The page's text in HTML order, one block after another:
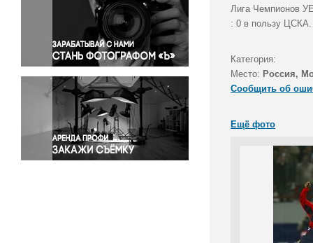
Политика
Правосудие
Происшествия и конфликты
Религия
Светская жизнь
Спорт
Экология
Экономика и бизнес
Лига Чемпионов
: 0 в пользу ЦСКА.
Категория:
Место: Россия,
Сообщить об
Ещё фото